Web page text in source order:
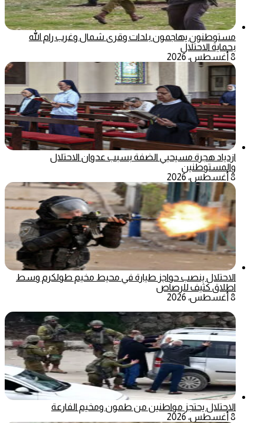
مستوطنون يهاجمون بلدات وقرى شمال وغرب رام الله
بحماية الاحتلال
8 أغسطس، 2026
ازدياد هجرة مسيحيي الضفة بسبب عدوان الاحتلال
والمستوطنين
8 أغسطس، 2026
الاحتلال ينصب حواجز طيارة في محيط مخيم طولكرم وسط
اطلاق كثيف للرصاص
8 أغسطس، 2026
الاحتلال يحتجز مواطنين من طمون ومخيم الفارعة
8 أغسطس، 2026